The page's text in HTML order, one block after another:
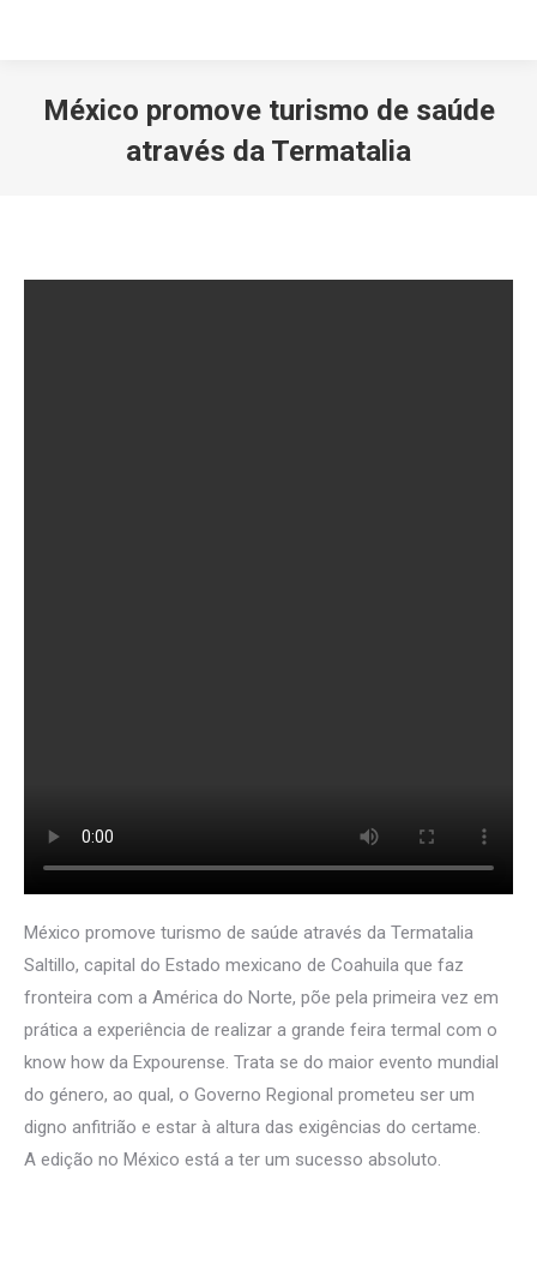
México promove turismo de saúde
através da Termatalia
México promove turismo de saúde através da Termatalia
Saltillo, capital do Estado mexicano de Coahuila que faz
fronteira com a América do Norte, põe pela primeira vez em
prática a experiência de realizar a grande feira termal com o
know how da Expourense. Trata se do maior evento mundial
do género, ao qual, o Governo Regional prometeu ser um
digno anfitrião e estar à altura das exigências do certame.
A edição no México está a ter um sucesso absoluto.